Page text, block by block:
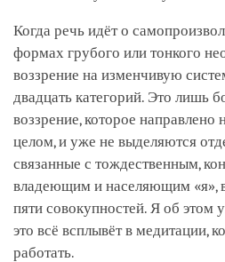
Когда речь идёт о
формах грубого или тонкого
воззрение на изменчивую
двадцать категорий. Это лишь
воззрение, которое направлено
целом, и уже не выделяются
связанные с тождественным,
владеющим и населяющим «я»,
пяти совокупностей. Я об этом
это всё всплывёт в медитации,
работать.